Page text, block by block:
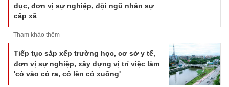
dục, đơn vị sự nghiệp, đội ngũ nhân sự
cấp xã
Tham khảo thêm
Tiếp tục sắp xếp trường học, cơ sở y tế,
đơn vị sự nghiệp, xây dựng vị trí việc làm
'có vào có ra, có lên có xuống'